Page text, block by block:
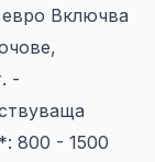
Включва
-
800 - 1500